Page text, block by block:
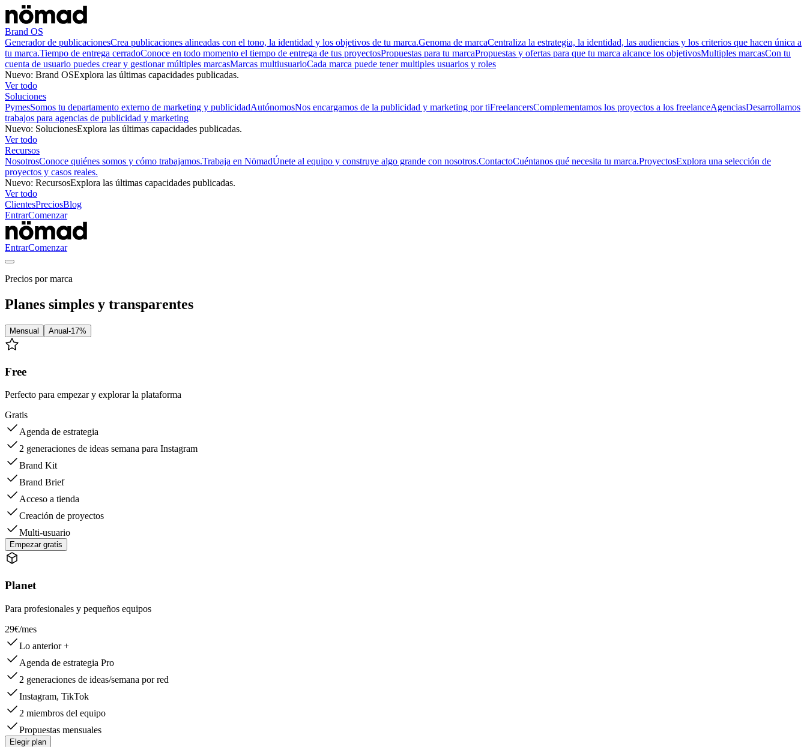
Brand OS
Generador de publicacionesCrea publicaciones alineadas con el tono, la identidad y los objetivos de tu marca.Genoma de marcaCentraliza la estrategia, la identidad, las audiencias y los criterios que hacen única a
tu marca.Tiempo de entrega cerradoConoce en todo momento el tiempo de entrega de tus proyectosPropuestas para tu marcaPropuestas y ofertas para que tu marca alcance los objetivosMultiples marcasCon tu
cuenta de usuario puedes crear y gestionar múltiples marcasMarcas multiusuarioCada marca puede tener multiples usuarios y roles
Nuevo: Brand OSExplora las últimas capacidades publicadas.
Ver todo
Soluciones
PymesSomos tu departamento externo de marketing y publicidadAutónomosNos encargamos de la publicidad y marketing por tiFreelancersComplementamos los proyectos a los freelanceAgenciasDesarrollamos
trabajos para agencias de publicidad y marketing
Nuevo: SolucionesExplora las últimas capacidades publicadas.
Ver todo
Recursos
NosotrosConoce quiénes somos y cómo trabajamos.Trabaja en NömadÚnete al equipo y construye algo grande con nosotros.ContactoCuéntanos qué necesita tu marca.ProyectosExplora una selección de
proyectos y casos reales.
Nuevo: RecursosExplora las últimas capacidades publicadas.
Ver todo
ClientesPreciosBlog
EntrarComenzar
EntrarComenzar
Precios por marca
Planes simples y transparentes
Mensual Anual -17%
Free
Perfecto para empezar y explorar la plataforma
Gratis
Agenda de estrategia
2 generaciones de ideas semana para Instagram
Brand Kit
Brand Brief
Acceso a tienda
Creación de proyectos
Multi-usuario
Empezar gratis
Planet
Para profesionales y pequeños equipos
29€/mes
Lo anterior +
Agenda de estrategia Pro
2 generaciones de ideas/semana por red
Instagram, TikTok
2 miembros del equipo
Propuestas mensuales
Elegir plan